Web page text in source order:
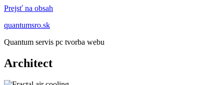
Prejsť na obsah
quantumsro.sk
Quantum servis pc tvorba webu
Architect